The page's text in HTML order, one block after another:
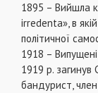
1895 – Вийшла
irredenta», в
політичної
1918 –
1919 р.
бандурист,